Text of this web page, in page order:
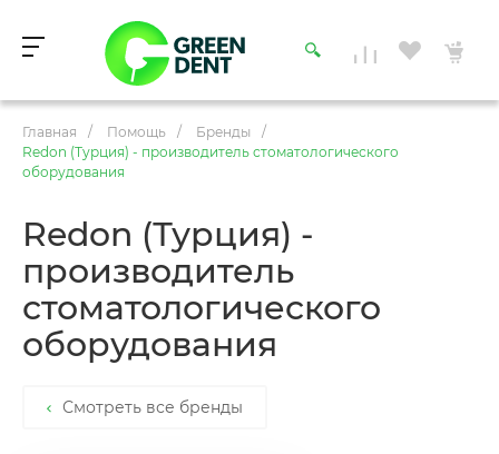
Главная / Помощь / Бренды
/
Redon (Турция) - производитель стоматологического
оборудования
Redon (Турция) -
производитель
стоматологического
оборудования
Смотреть все бренды